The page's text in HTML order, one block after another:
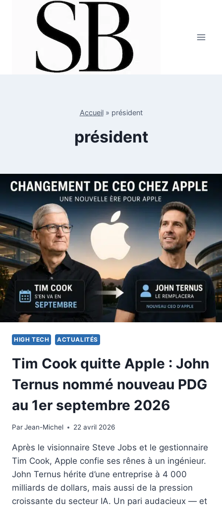
Accueil» président
président
HIGH TECH ACTUALITÉS
Tim Cook quitte Apple : John
Ternus nommé nouveau PDG
au 1er septembre 2026
ParJean-Michel
22 avril 2026 22 avril 2026
Après le visionnaire Steve Jobs et le gestionnaire
Tim Cook, Apple confie ses rênes à un ingénieur.
John Ternus hérite d’une entreprise à 4 000
milliards de dollars, mais aussi de la pression
croissante du secteur IA. Un pari audacieux — et